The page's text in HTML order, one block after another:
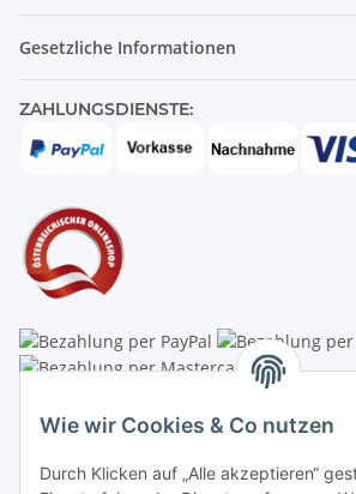
Wie wir Cookies & Co nutzen
Durch Klicken auf „Alle akzeptieren“
Gesetzliche Informationen
ZAHLUNGSDIENSTE: